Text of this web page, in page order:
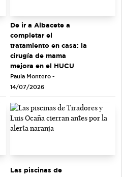
De ir a Albacete a
completar el
tratamiento en casa: la
cirugía de mama
mejora en el HUCU
Paula Montero -
14/07/2026
Las piscinas de